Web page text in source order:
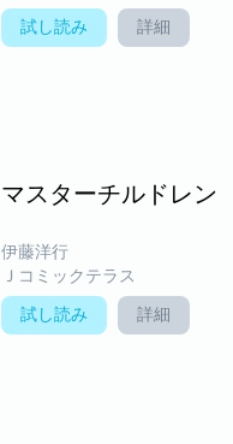
試し読み 詳細
マスターチルドレン
伊藤洋行
Ｊコミックテラス
試し読み 詳細